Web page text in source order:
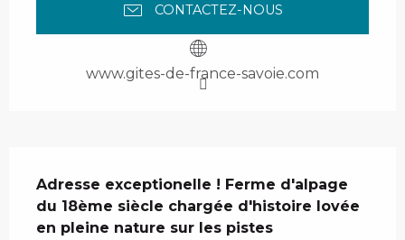
CONTACTEZ-NOUS
www.gites-de-france-savoie.com
Adresse exceptionelle ! Ferme d'alpage
du 18ème siècle chargée d'histoire lovée
en pleine nature sur les pistes